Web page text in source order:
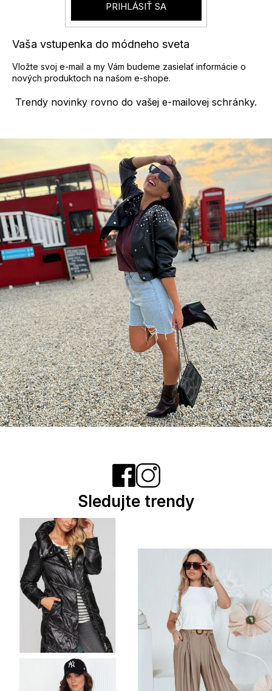
Trendy novinky rovno do vašej e-mailovej schránky.
Vaša vstupenka do módneho sveta
Vložte svoj e-mail a my Vám budeme zasielať informácie o
nových produktoch na našom e-shope.
PRIHLÁSIŤ SA